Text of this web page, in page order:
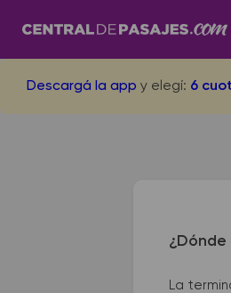
Descargá la app y elegí: 6
¿Dónde
La